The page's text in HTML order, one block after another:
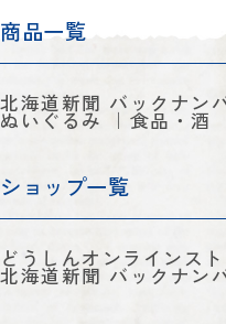
商品一覧
北海道新聞 バックナン
ぬいぐるみ 食品・酒
ショップ一覧
どうしんオンラインス
北海道新聞 バックナン